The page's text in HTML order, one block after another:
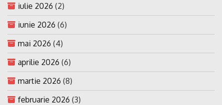
iulie 2026 (2)
iunie 2026 (6)
mai 2026 (4)
aprilie 2026 (6)
martie 2026 (8)
februarie 2026 (3)